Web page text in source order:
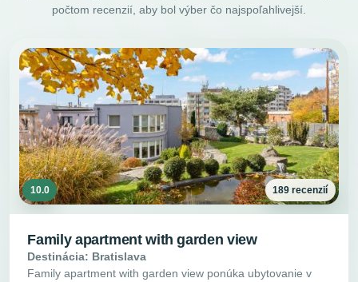
počtom recenzií, aby bol výber čo najspoľahlivejší.
10.0 189 recenzií
Family apartment with garden view
Destinácia: Bratislava
Family apartment with garden view ponúka ubytovanie v